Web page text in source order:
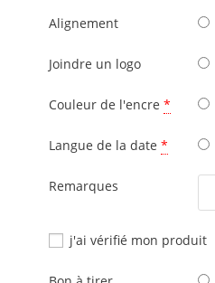
Alignement
Joindre un logo
Couleur de l'encre *
Langue de la date *
Remarques
j'ai vérifié mon produit